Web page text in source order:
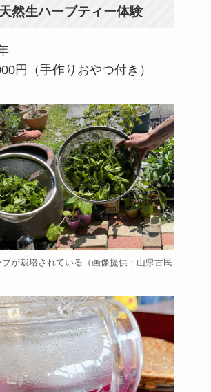
然生ハーブティー体験
円（手作りおやつ付き）
が栽培されている（画像提供：山県古民